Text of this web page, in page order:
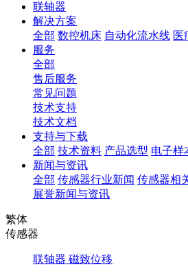
联轴器
解决方案
全部 数控机床 自动化流水线 医
服务
全部
售后服务
常见问题
技术支持
技术文档
支持与下载
全部 技术资料 产品选型 电子样
新闻与资讯
全部 传感器行业新闻 传感器相
展誉新闻与资讯
繁体
传感器
联轴器 磁致位移